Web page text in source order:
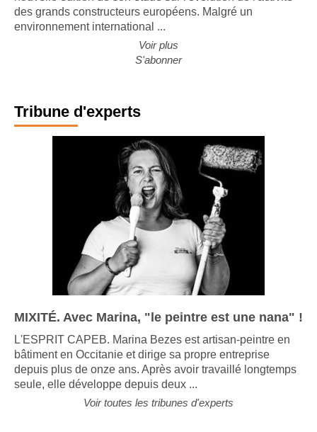
nouvelle édition de son étude sur l'évolution de l'activité
des grands constructeurs européens. Malgré un
Voir plus
Tribune d'experts
MIXITÉ. Avec Marina, "le peintre est une nana" !
L'ESPRIT CAPEB. Marina Bezes est artisan-peintre en
bâtiment en Occitanie et dirige sa propre entreprise
depuis plus de onze ans. Après avoir travaillé longtemps